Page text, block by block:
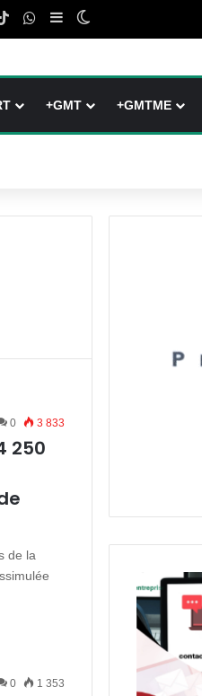
TikTokWhatsApp
Sidebar (barre latérale)
Switch skin
+GMT +GMTME
0
3 833
250
de la
0 1 353